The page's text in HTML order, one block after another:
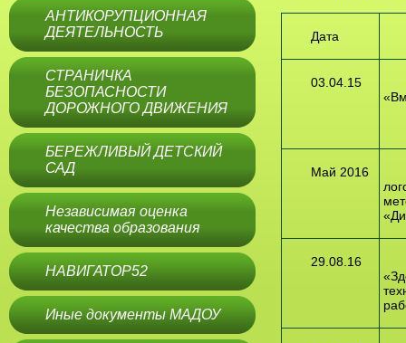
АНТИКОРУПЦИОННАЯ
ДЕЯТЕЛЬНОСТЬ
СТРАНИЧКА
БЕЗОПАСНОСТИ
ДОРОЖНОГО ДВИЖЕНИЯ
БЕРЕЖЛИВЫЙ ДЕТСКИЙ
САД
Независимая оценка
качества образования
НАВИГАТОР52
Иные документы МАДОУ
Дата
03.04.15
Май 2016
29.08.16